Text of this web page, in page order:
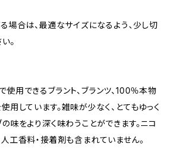
場合は、最適なサイズになるよう、少し切
。
用できるブラント、ブランツ、100％本物
用しています。雑味が少なく、とてもゆっく
味をより深く味わうことができます。ニコ
工香料・接着剤も含まれていません。